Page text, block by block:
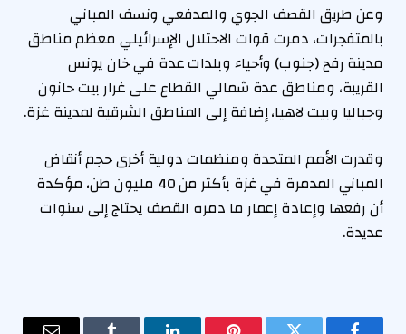
وعن طريق القصف الجوي والمدفعي ونسف المباني
بالمتفجرات، دمرت قوات الاحتلال الإسرائيلي معظم مناطق
مدينة رفح (جنوب) وأحياء وبلدات عدة في خان يونس
القريبة، ومناطق عدة شمالي القطاع على غرار بيت حانون
وجباليا وبيت لاهيا، إضافة إلى المناطق الشرقية لمدينة غزة.
وقدرت الأمم المتحدة ومنظمات دولية أخرى حجم أنقاض
المباني المدمرة في غزة بأكثر من 40 مليون طن، مؤكدة
أن رفعها وإعادة إعمار ما دمره القصف يحتاج إلى سنوات
عديدة.